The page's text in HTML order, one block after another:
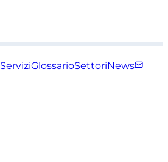
ServiziGlossarioSettoriNews